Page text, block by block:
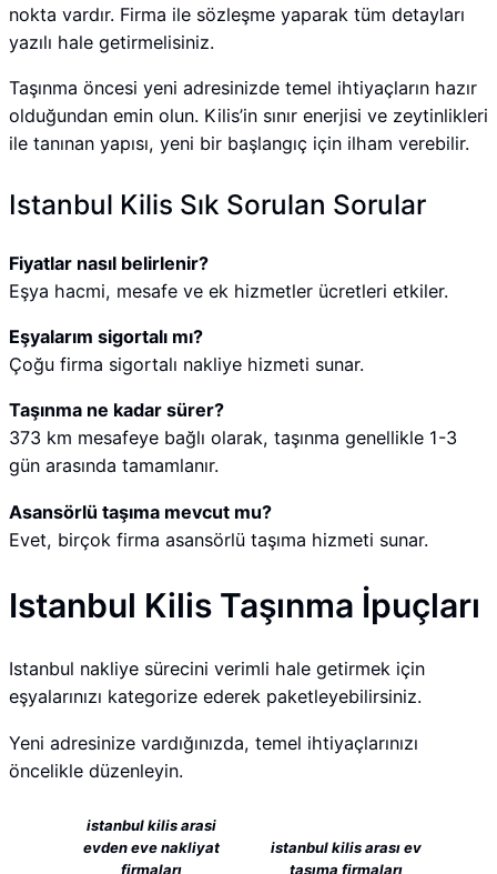
nokta vardır. Firma ile sözleşme yaparak tüm detayları
yazılı hale getirmelisiniz.
Taşınma öncesi yeni adresinizde temel ihtiyaçların hazır
olduğundan emin olun. Kilis’in sınır enerjisi ve zeytinlikleri
ile tanınan yapısı, yeni bir başlangıç için ilham verebilir.
Istanbul Kilis Sık Sorulan Sorular
Fiyatlar nasıl belirlenir?
Eşya hacmi, mesafe ve ek hizmetler ücretleri etkiler.
Eşyalarım sigortalı mı?
Çoğu firma sigortalı nakliye hizmeti sunar.
Taşınma ne kadar sürer?
373 km mesafeye bağlı olarak, taşınma genellikle 1-3
gün arasında tamamlanır.
Asansörlü taşıma mevcut mu?
Evet, birçok firma asansörlü taşıma hizmeti sunar.
Istanbul Kilis Taşınma İpuçları
Istanbul nakliye sürecini verimli hale getirmek için
eşyalarınızı kategorize ederek paketleyebilirsiniz.
Yeni adresinize vardığınızda, temel ihtiyaçlarınızı
öncelikle düzenleyin.
istanbul kilis arasi
evden eve nakliyat
firmaları
istanbul kilis arası ev
taşıma firmaları